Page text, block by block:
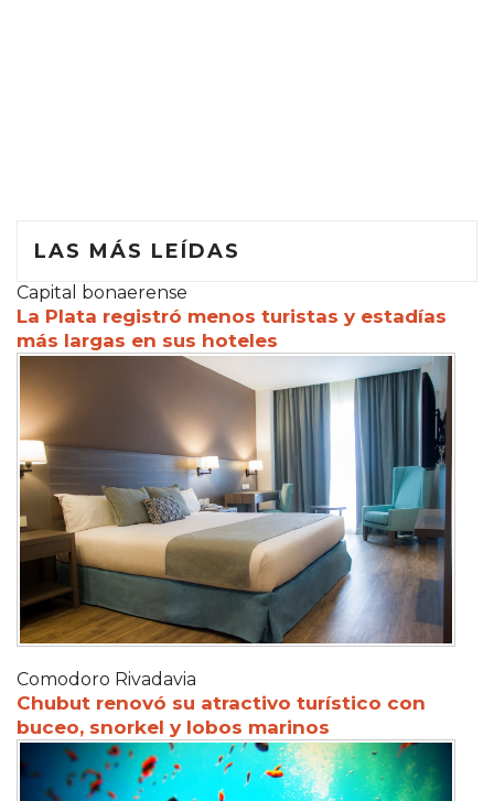
LAS MÁS LEÍDAS
Capital bonaerense
La Plata registró menos turistas y estadías
más largas en sus hoteles
Comodoro Rivadavia
Chubut renovó su atractivo turístico con
buceo, snorkel y lobos marinos